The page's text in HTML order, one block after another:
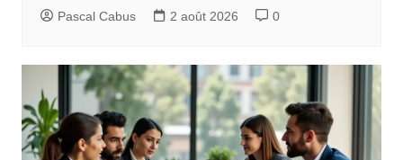
Pascal Cabus 2 août 2026 0